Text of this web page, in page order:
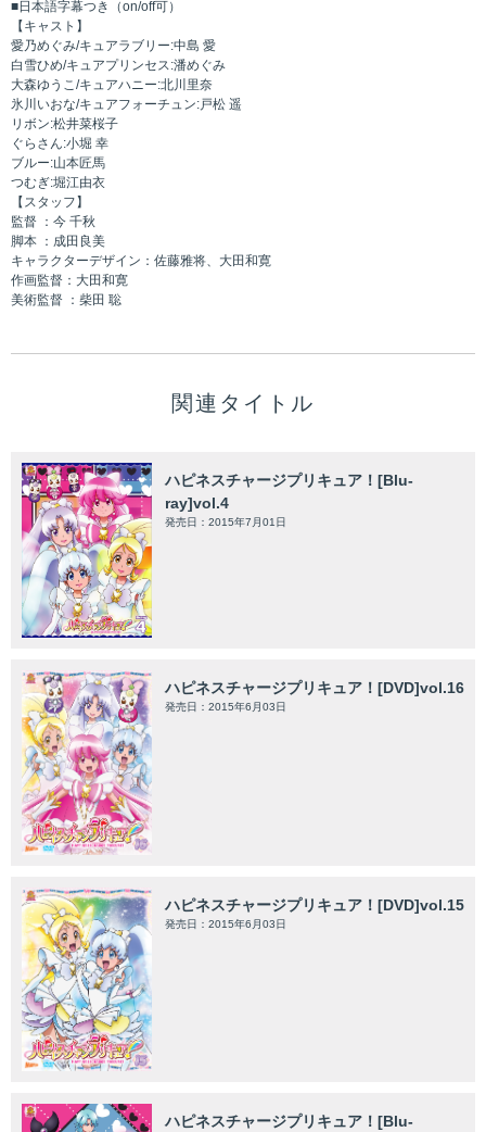
■日本語字幕つき（on/off可）
【キャスト】
愛乃めぐみ/キュアラブリー:中島 愛
白雪ひめ/キュアプリンセス:潘めぐみ
大森ゆうこ/キュアハニー:北川里奈
氷川いおな/キュアフォーチュン:戸松 遥
リボン:松井菜桜子
ぐらさん:小堀 幸
ブルー:山本匠馬
つむぎ:堀江由衣
【スタッフ】
監督 ：今 千秋
脚本 ：成田良美
キャラクターデザイン：佐藤雅将、大田和寛
作画監督：大田和寛
美術監督 ：柴田 聡
関連タイトル
ハピネスチャージプリキュア！[Blu-
ray]vol.4
発売日：2015年7月01日
ハピネスチャージプリキュア！[DVD]vol.16
発売日：2015年6月03日
ハピネスチャージプリキュア！[DVD]vol.15
発売日：2015年6月03日
ハピネスチャージプリキュア！[Blu-